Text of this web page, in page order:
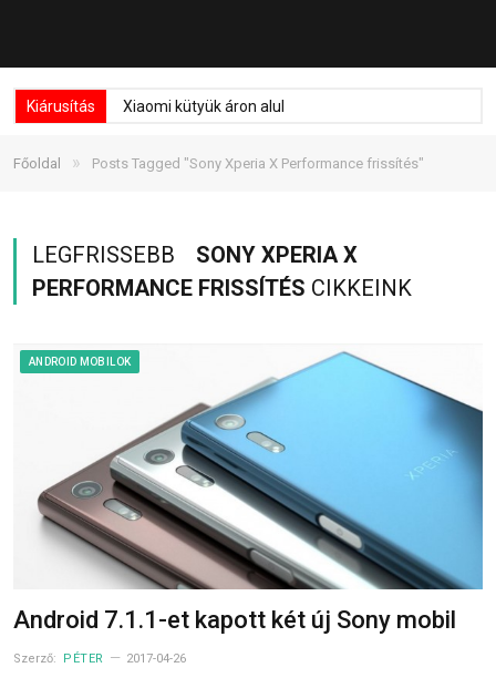
Kiárusítás Xiaomi kütyük áron alul
Főoldal » Posts Tagged "Sony Xperia X Performance frissítés"
LEGFRISSEBB
SONY XPERIA X
PERFORMANCE FRISSÍTÉS CIKKEINK
ANDROID MOBILOK
Android 7.1.1-et kapott két új Sony mobil
Szerző: PÉTER 2017-04-26